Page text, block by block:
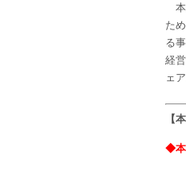
本
た
る
経
ェ
【
◆本